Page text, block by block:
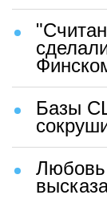
Базы
Любовь